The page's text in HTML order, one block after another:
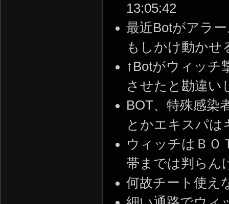
13:05:42
最近Botがアラ
もしかけ動かせ
↑Botがウィッチ
させたと勘違い
BOT、特殊感染
とかエキスパは
ウィッチはＢ
帯までは判らん
何故チート使え